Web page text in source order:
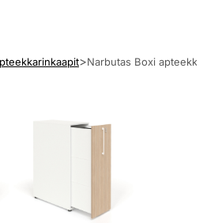
Narbutas Boxi